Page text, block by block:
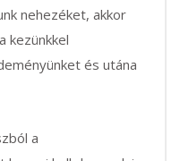
nehezéket, akkor
kezünkkel
és utána
a